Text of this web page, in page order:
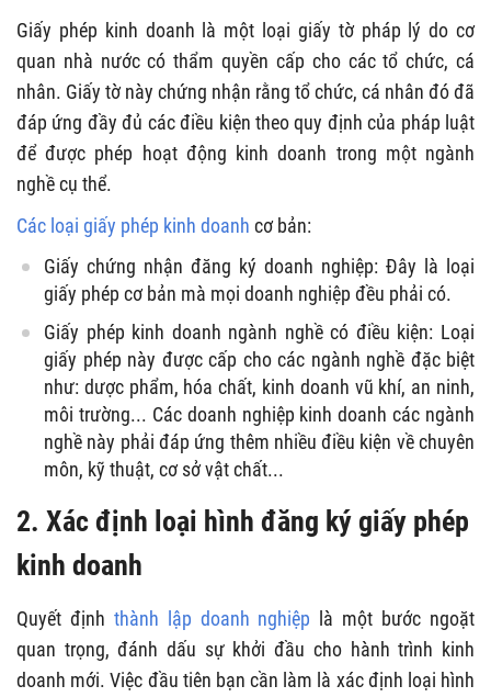
Giấy phép kinh doanh là một loại giấy tờ pháp lý do cơ
quan nhà nước có thẩm quyền cấp cho các tổ chức, cá
nhân. Giấy tờ này chứng nhận rằng tổ chức, cá nhân đó đã
đáp ứng đầy đủ các điều kiện theo quy định của pháp luật
để được phép hoạt động kinh doanh trong một ngành
nghề cụ thể.
Các loại giấy phép kinh doanh cơ bản:
Giấy chứng nhận đăng ký doanh nghiệp: Đây là loại
giấy phép cơ bản mà mọi doanh nghiệp đều phải có.
Giấy phép kinh doanh ngành nghề có điều kiện: Loại
giấy phép này được cấp cho các ngành nghề đặc biệt
như: dược phẩm, hóa chất, kinh doanh vũ khí, an ninh,
môi trường... Các doanh nghiệp kinh doanh các ngành
nghề này phải đáp ứng thêm nhiều điều kiện về chuyên
môn, kỹ thuật, cơ sở vật chất...
2. Xác định loại hình đăng ký giấy phép
kinh doanh
Quyết định thành lập doanh nghiệp là một bước ngoặt
quan trọng, đánh dấu sự khởi đầu cho hành trình kinh
doanh mới. Việc đầu tiên bạn cần làm là xác định loại hình